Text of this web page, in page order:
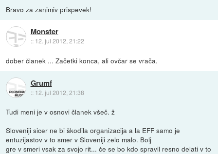
Bravo za zanimiv prispevek!
Monster
:: 12. jul 2012, 21:22
dober članek ... Začetki konca, ali ovčar se vrača.
Grumf
:: 12. jul 2012, 21:38
Tudi meni je v osnovi članek všeč. ž
Sloveniji sicer ne bi škodila organizacija a la EFF samo je
entuzijastov v to smer v Sloveniji zelo malo. Bolj
gre v smeri vsak za svojo rit... če se bo kdo spravil resno delati v to